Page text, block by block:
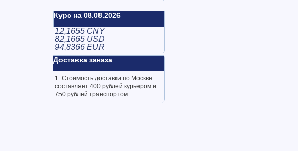
Курс на 08.08.2026
12,1655 CNY
82,1665 USD
94,8366 EUR
Доставка заказа
1. Стоимость доставки по Москве
составляет 400 рублей курьером и
750 рублей транспортом.